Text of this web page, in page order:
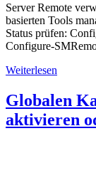
Server Remote
basierten Tools
Status prüfen:
Configure-
Weiterlesen
Globalen
aktivieren